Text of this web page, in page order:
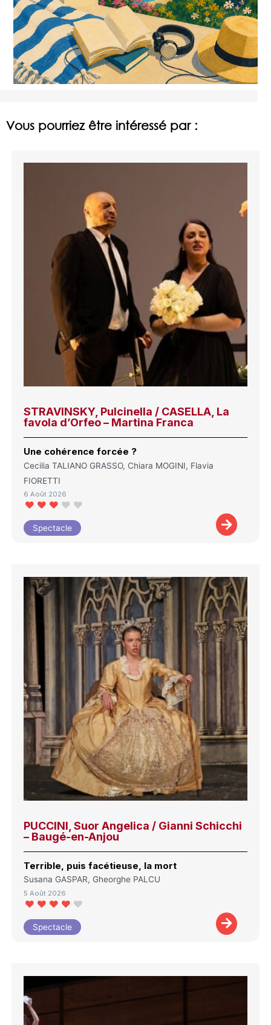
Vous pourriez être intéressé par :
STRAVINSKY, Pulcinella / CASELLA, La
favola d’Orfeo – Martina Franca
Une cohérence forcée ?
Cecilia TALIANO GRASSO, Chiara MOGINI, Flavia
FIORETTI
6 Août 2026
Spectacle
PUCCINI, Suor Angelica / Gianni Schicchi
– Baugé-en-Anjou
Terrible, puis facétieuse, la mort
Susana GASPAR, Gheorghe PALCU
5 Août 2026
Spectacle